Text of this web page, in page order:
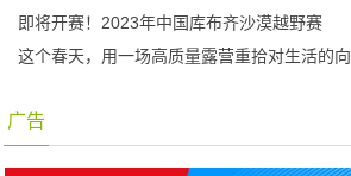
即将开赛！2023年中国库布齐沙漠越野赛
这个春天，用一场高质量露营重拾对生活的向
广告